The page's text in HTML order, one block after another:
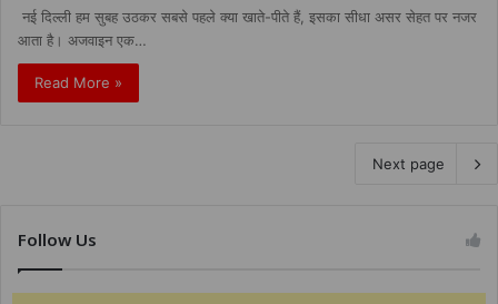
नई दिल्ली हम सुबह उठकर सबसे पहले क्या खाते-पीते हैं, इसका सीधा असर सेहत पर नजर
आता है। अजवाइन एक…
Read More »
Next page
Follow Us